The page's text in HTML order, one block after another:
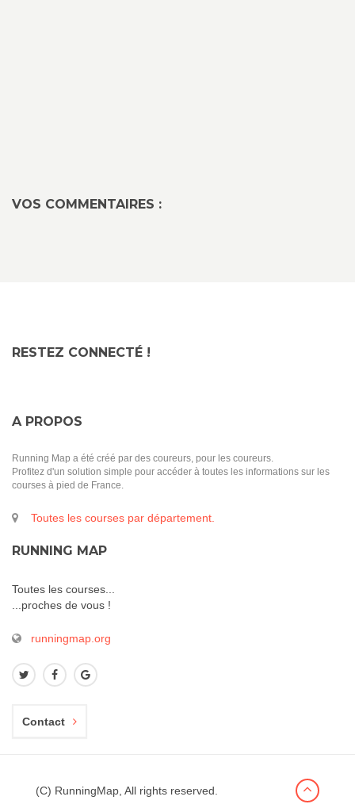
VOS COMMENTAIRES :
RESTEZ CONNECTÉ !
A PROPOS
Running Map a été créé par des coureurs, pour les coureurs.
Profitez d'un solution simple pour accéder à toutes les informations sur les
courses à pied de France.
Toutes les courses par département.
RUNNING MAP
Toutes les courses...
...proches de vous !
runningmap.org
Contact
(C) RunningMap, All rights reserved.